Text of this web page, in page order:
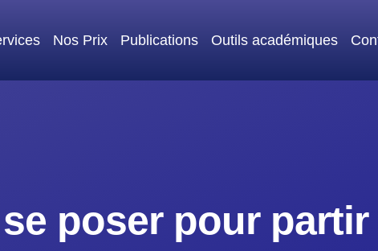
Nos Prix Publications Outils académiques
poser pour